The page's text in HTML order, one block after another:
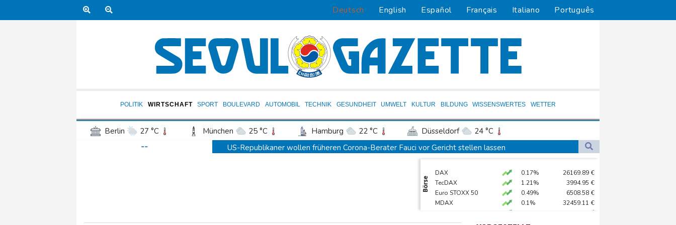
Deutsch English Español Français Italiano Português
POLITIK WIRTSCHAFT SPORT BOULEVARD AUTOMOBIL TECHNIK GESUNDHEIT UMWELT KULTUR BILDUNG WISSENSWERTES WETTER
Berlin 27 °C München 25 °C Hamburg 22 °C Düsseldorf
24 °C
Frankfurt am Main
Potsdam 27 °C Leipzig 30 °C Dortmund
Bremen
Wien
--
US-Republikaner wollen früheren Corona-Berater Fauci vor Gericht stellen lassen
Böden in Deutschland ähnlich trocken wie in Dürrejahren 2018 und 2022
Mutter mit 71 Stichen getötet und Leiche zerstückelt: Mann muss in Psychiatrie
Nach Ausweisung von Journalistin: Russland wirft Frankreich "politische Verfolgung" vor
Börse
DAX 0.17% 26169.89 €
TecDAX
1.21% 3994.95 €
Euro STOXX 50
0.49% 6508.58 €
MDAX
0.1% 32459.11 €
$
SDAX
0.2%